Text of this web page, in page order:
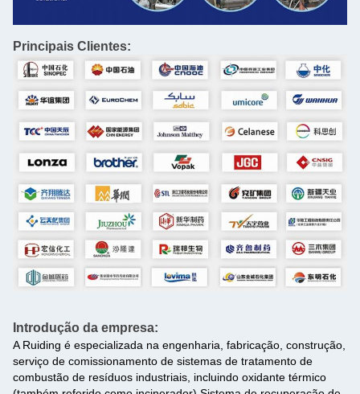
Principais Clientes:
Introdução da empresa:
A Ruiding é especializada na engenharia, fabricação, construção,
serviço de comissionamento de sistemas de tratamento de
combustão de resíduos industriais, incluindo oxidante térmico